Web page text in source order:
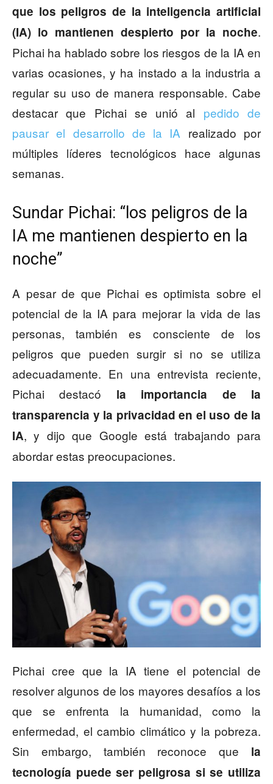
que los peligros de la inteligencia artificial
(IA) lo mantienen despierto por la noche.
Pichai ha hablado sobre los riesgos de la IA en
varias ocasiones, y ha instado a la industria a
regular su uso de manera responsable. Cabe
destacar que Pichai se unió al pedido de
pausar el desarrollo de la IA realizado por
múltiples líderes tecnológicos hace algunas
semanas.
Sundar Pichai: “los peligros de la
IA me mantienen despierto en la
noche”
A pesar de que Pichai es optimista sobre el
potencial de la IA para mejorar la vida de las
personas, también es consciente de los
peligros que pueden surgir si no se utiliza
adecuadamente. En una entrevista reciente,
Pichai destacó la importancia de la
transparencia y la privacidad en el uso de la
IA, y dijo que Google está trabajando para
abordar estas preocupaciones.
Pichai cree que la IA tiene el potencial de
resolver algunos de los mayores desafíos a los
que se enfrenta la humanidad, como la
enfermedad, el cambio climático y la pobreza.
Sin embargo, también reconoce que la
tecnología puede ser peligrosa si se utiliza